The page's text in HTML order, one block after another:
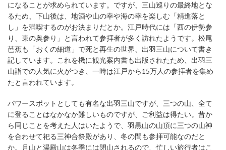
になることが求められています。ですが、三山巡りの最終地とな
るため、下山後は、地酒や山の幸や海の幸を楽しむ「精進落と
し」を満喫するのがお決まりだとか。江戸時代には「西の伊勢参
り、東の奥参り」と言われて参拝者が多く訪れたようです。松尾
芭蕉も「おくの細道」で死と再生の世界、出羽三山について書き
記しています。これを機に観光案内書も出版されたため、出羽三
山詣での人気に火がつき、一時は江戸から15万人の参拝者を集め
たと言われています。
パワースポットとしても有名な出羽三山ですが、三つの山、全て
に登ることはなかなか難しいものですが、ご利益は得たい。昔か
ら同じことを考えた人はいたようで、羽黒山の山頂に三つの山神
を合わせて祀る三神合祭殿があり、冬の間も参拝可能なのだと
か。月山と湯殿山は冬季には閉山されるので、忙しい旅行者はこ